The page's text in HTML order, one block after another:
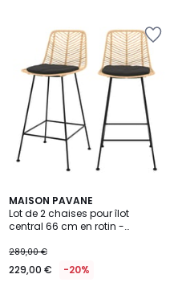
MAISON PAVANE
Lot de 2 chaises pour îlot
central 66 cm en rotin -
289,00 €
229,00 € -20%
4
/
5
2
Couleurs